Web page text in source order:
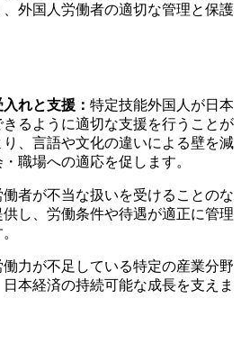
外国人労働者の適切な管理と保護
れと支援： 特定技能外国人が日本
るように適切な支援を行うことが
、言語や文化の違いによる壁を減
職場への適応を促します。
働者が不当な扱いを受けることのな
し、労働条件や待遇が適正に管理
働力が不足している特定の産業分野
本経済の持続可能な成長を支えま